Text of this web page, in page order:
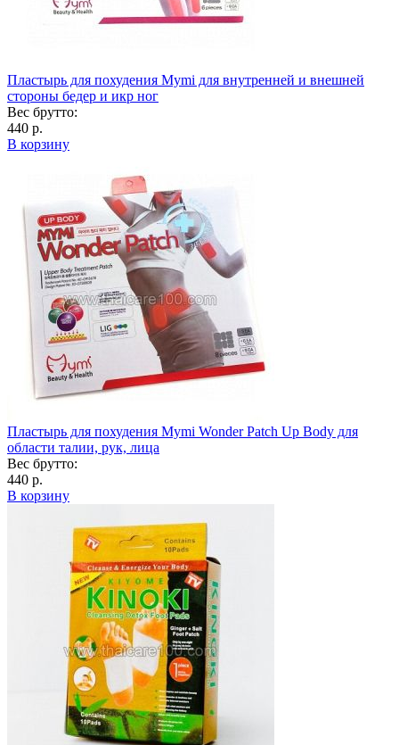
Пластырь для похудения Mymi для внутренней и внешней
стороны бедер и икр ног
Вес брутто:
440 р.
В корзину
Пластырь для похудения Mymi Wonder Patch Up Body для
области талии, рук, лица
Вес брутто:
440 р.
В корзину